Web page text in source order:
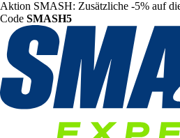
Aktion SMASH: Zusätzliche -5% auf
Code SMASH5